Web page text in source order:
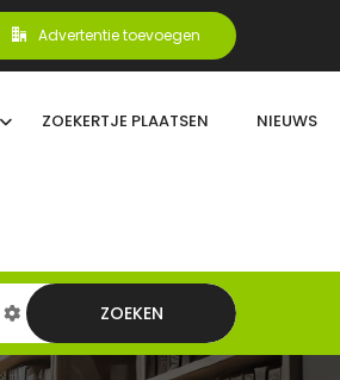
Advertentie toevoegen
ZOEKERTJE PLAATSEN NIEUWS
ZOEKEN